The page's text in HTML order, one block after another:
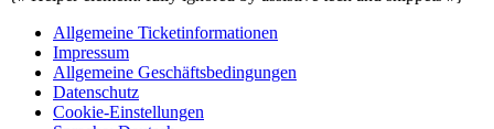
Allgemeine Ticketinformationen
Impressum
Allgemeine Geschäftsbedingungen
Datenschutz
Cookie-Einstellungen